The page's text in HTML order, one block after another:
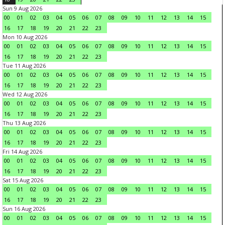
Sun 9 Aug 2026
00
01 02 03 04 05 06 07 08 09 10 11 12 13 14
15
16
17 18 19 20 21 22
23
Mon 10 Aug 2026
00
01 02 03 04 05 06 07 08 09 10 11 12 13 14
15
16
17 18 19 20 21 22
23
Tue 11 Aug 2026
00
01 02 03 04 05 06 07 08 09 10 11 12 13 14
15
16
17 18 19 20 21 22
23
Wed 12 Aug 2026
00
01 02 03 04 05 06 07 08 09 10 11 12 13 14
15
16
17 18 19 20 21 22
23
Thu 13 Aug 2026
00
01 02 03 04 05 06 07 08 09 10 11 12 13 14
15
16
17 18 19 20 21 22
23
Fri 14 Aug 2026
00
01 02 03 04 05 06 07 08 09 10 11 12 13 14
15
16
17 18 19 20 21 22
23
Sat 15 Aug 2026
00
01 02 03 04 05 06 07 08 09 10 11 12 13 14
15
16
17 18 19 20 21 22
23
Sun 16 Aug 2026
00
01 02 03 04 05 06 07 08 09 10 11 12 13 14
15